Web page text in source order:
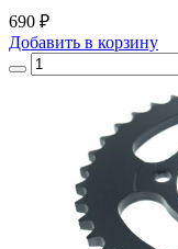
690 ₽
Добавить в корзину